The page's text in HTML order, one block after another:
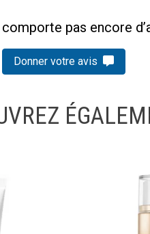
pas encore
Donner votre avis